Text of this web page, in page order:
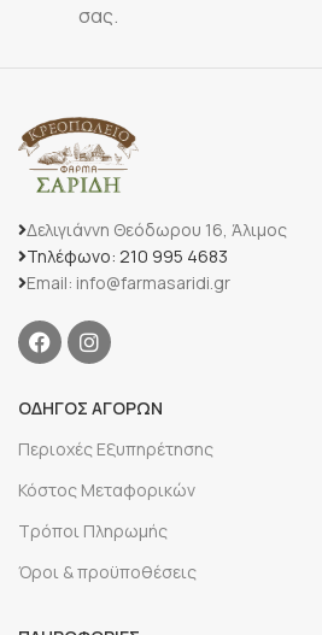
σας.
Δελιγιάννη Θεόδωρου 16, Άλιμος
Τηλέφωνο: 210 995 4683
Email: info@farmasaridi.gr
ΟΔΗΓΟΣ ΑΓΟΡΩΝ
Περιοχές Εξυπηρέτησης
Κόστος Μεταφορικών
Τρόποι Πληρωμής
Όροι & προϋποθέσεις